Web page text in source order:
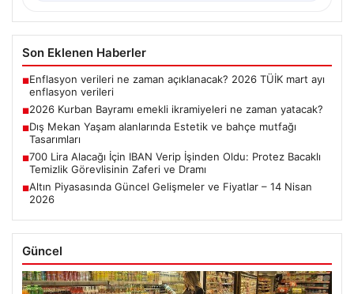
Son Eklenen Haberler
■Enflasyon verileri ne zaman açıklanacak? 2026 TÜİK mart ayı
enflasyon verileri
■2026 Kurban Bayramı emekli ikramiyeleri ne zaman yatacak?
■Dış Mekan Yaşam alanlarında Estetik ve bahçe mutfağı
Tasarımları
■700 Lira Alacağı İçin IBAN Verip İşinden Oldu: Protez Bacaklı
Temizlik Görevlisinin Zaferi ve Dramı
■Altın Piyasasında Güncel Gelişmeler ve Fiyatlar – 14 Nisan
2026
Güncel